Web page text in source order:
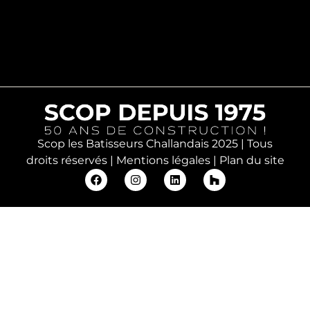
Scop les Batisseurs Challandais 2025 | Tous
droits réservés | Mentions légales| Plan du site